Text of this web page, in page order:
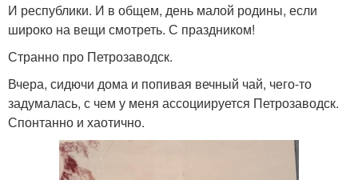
И республики. И в общем, день малой родины, если
широко на вещи смотреть. С праздником!
Странно про Петрозаводск.
Вчера, сидючи дома и попивая вечный чай, чего-то
задумалась, с чем у меня ассоциируется Петрозаводск.
Спонтанно и хаотично.